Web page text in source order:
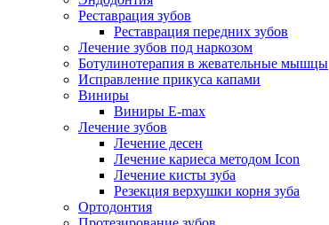
Реставрация зубов
Реставрация передних зубов
Лечение зубов под наркозом
Ботулинотерапия в жевательные мышцы
Исправление прикуса капами
Виниры
Виниры E-max
Лечение зубов
Лечение десен
Лечение кариеса методом Icon
Лечение кисты зуба
Резекция верхушки корня зуба
Ортодонтия